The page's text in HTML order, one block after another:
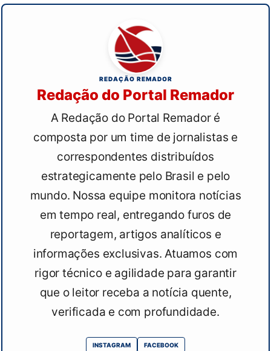
REDAÇÃO REMADOR
Redação do Portal Remador
A Redação do Portal Remador é
composta por um time de jornalistas e
correspondentes distribuídos
estrategicamente pelo Brasil e pelo
mundo. Nossa equipe monitora notícias
em tempo real, entregando furos de
reportagem, artigos analíticos e
informações exclusivas. Atuamos com
rigor técnico e agilidade para garantir
que o leitor receba a notícia quente,
verificada e com profundidade.
INSTAGRAM FACEBOOK